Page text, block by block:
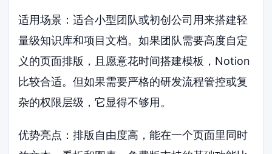
适用场景：适合小型团队或初创公司用来搭建轻
量级知识库和项目文档。如果团队需要高度自定
义的页面排版，且愿意花时间搭建模板，Notion
比较合适。但如果需要严格的研发流程管控或复
杂的权限层级，它显得不够用。
优势亮点：排版自由度高，能在一个页面里同时